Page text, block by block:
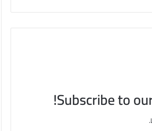
Subscribe to